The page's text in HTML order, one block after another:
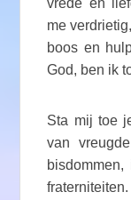
me verdrietig,
boos en
God, ben ik
Sta mij toe
van
fraterniteiten.